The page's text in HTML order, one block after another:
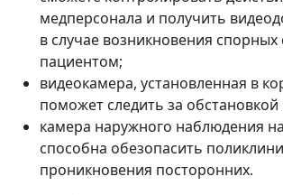
медперсонала и получить
в случае возникновения спорных
пациентом;
видеокамера, установленная в
поможет следить за
камера наружного наблюдения
способна обезопасить
проникновения посторонних.